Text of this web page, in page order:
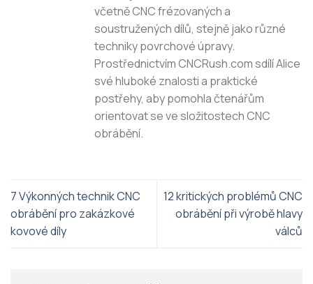
včetně CNC frézovaných a
soustružených dílů, stejně jako různé
techniky povrchové úpravy.
Prostřednictvím CNCRush.com sdílí Alice
své hluboké znalosti a praktické
postřehy, aby pomohla čtenářům
orientovat se ve složitostech CNC
obrábění.
7 Výkonných technik CNC
obrábění pro zakázkové
kovové díly
12 kritických problémů CNC
obrábění při výrobě hlavy
válců